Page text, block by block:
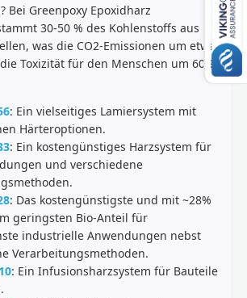
Bei Greenpoxy Epoxidharz
30-50 % des Kohlenstoffs aus
was die CO2-Emissionen um etwa
Toxizität für den Menschen um 60 %
: Ein vielseitiges Lamiersystem mit
Härteroptionen.
: Ein kostengünstiges Harzsystem für
und verschiedene
: Das kostengünstigste und mit ~28%
geringsten Bio-Anteil für
industrielle Anwendungen nebst
Verarbeitungsmethoden.
: Ein Infusionsharzsystem für Bauteile